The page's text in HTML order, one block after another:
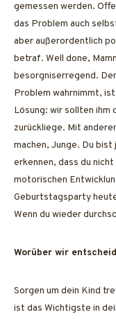
gemessen werden.
das Problem auch
aber außerordentlich
betraf. Well done,
besorgniserregend.
Problem wahrnimmt,
Lösung: wir sollten ihm
zurückliege. Mit
machen, Junge. Du
erkennen, dass du
motorischen
Geburtstagsparty
Wenn du wieder
Worüber wir
Sorgen um dein Kind
ist das Wichtigste in